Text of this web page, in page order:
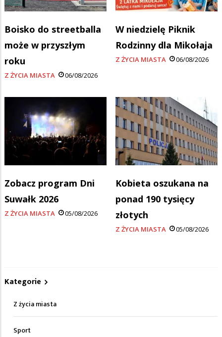
Boisko do streetballa
może w przyszłym
roku
Z ŻYCIA MIASTA 06/08/2026
W niedzielę Piknik
Rodzinny dla Mikołaja
Z ŻYCIA MIASTA 06/08/2026
Zobacz program Dni
Suwałk 2026
Z ŻYCIA MIASTA 05/08/2026
Kobieta oszukana na
ponad 190 tysięcy
złotych
Z ŻYCIA MIASTA 05/08/2026
Kategorie
Z życia miasta
Sport